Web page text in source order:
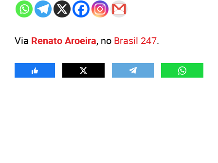
Via Renato Aroeira, no Brasil 247.